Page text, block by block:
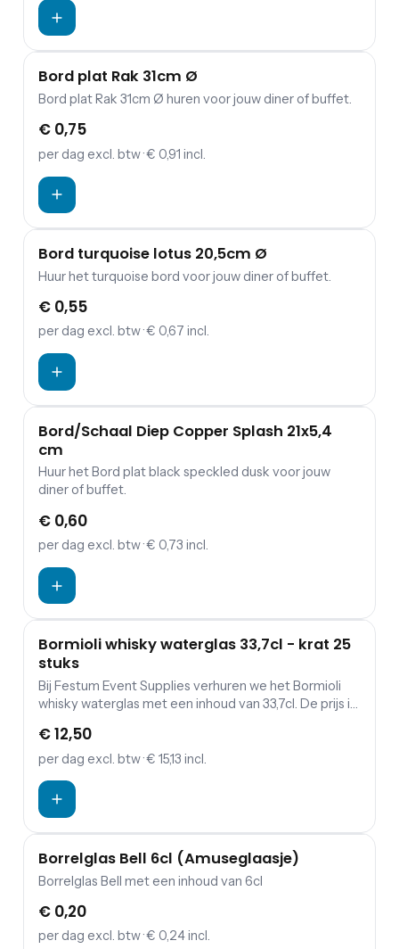
Bord plat Rak 31cm Ø
Bord plat Rak 31cm Ø huren voor jouw diner of buffet.
€ 0,75
per dag excl. btw· € 0,91 incl.
Bord turquoise lotus 20,5cm Ø
Huur het turquoise bord voor jouw diner of buffet.
€ 0,55
per dag excl. btw· € 0,67 incl.
Bord/Schaal Diep Copper Splash 21x5,4
cm
Huur het Bord plat black speckled dusk voor jouw
diner of buffet.
€ 0,60
per dag excl. btw· € 0,73 incl.
Bormioli whisky waterglas 33,7cl - krat 25
stuks
Bij Festum Event Supplies verhuren we het Bormioli
whisky waterglas met een inhoud van 33,7cl. De prijs is
€ 12,50
per dag excl. btw· € 15,13 incl.
Borrelglas Bell 6cl (Amuseglaasje)
Borrelglas Bell met een inhoud van 6cl
€ 0,20
per dag excl. btw· € 0,24 incl.